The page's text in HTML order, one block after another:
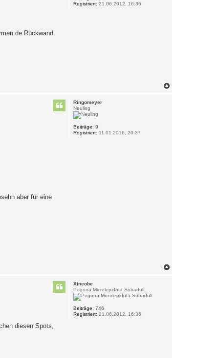
Registriert: 21.06.2012, 16:36
de Rückwand
Ringomeyer
Neuling
Beiträge: 9
Registriert: 11.01.2016, 20:37
aber für eine
Xineobe
Pogona Microlepidota Subadult
Beiträge: 746
Registriert: 21.06.2012, 16:36
diesen Spots,